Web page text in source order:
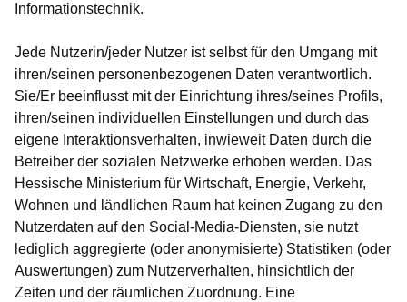
Informationstechnik.
Jede Nutzerin/jeder Nutzer ist selbst für den Umgang mit
ihren/seinen personenbezogenen Daten verantwortlich.
Sie/Er beeinflusst mit der Einrichtung ihres/seines Profils,
ihren/seinen individuellen Einstellungen und durch das
eigene Interaktionsverhalten, inwieweit Daten durch die
Betreiber der sozialen Netzwerke erhoben werden. Das
Hessische Ministerium für Wirtschaft, Energie, Verkehr,
Wohnen und ländlichen Raum hat keinen Zugang zu den
Nutzerdaten auf den Social-Media-Diensten, sie nutzt
lediglich aggregierte (oder anonymisierte) Statistiken (oder
Auswertungen) zum Nutzerverhalten, hinsichtlich der
Zeiten und der räumlichen Zuordnung. Eine